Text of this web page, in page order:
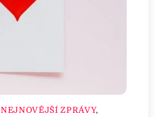
NEJNOVĚJŠÍ ZPRÁVY,